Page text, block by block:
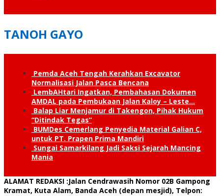
TANOH GAYO
Pemda Aceh Tengah Kerahkan Excavator
Normalisasi Jalan Pasca Bencana
LembAHtari Ingatkan, Pembahasan Dokumen
AMDAL pada Pembukaan Jalan Kaloy – Leste…
Balap Liar Menjamur di Takengon, Pihak Hukum
“Ditindak Tegas”
BUMDes Cemerlang Penyedia Material Galian C,
untuk PT. Prapen Prima Mandiri
Sungai Samarkilang Jadi Saksi Sejarah Mancing
Mania
ALAMAT REDAKSI :Jalan Cendrawasih Nomor 02B Gampong
Kramat, Kuta Alam, Banda Aceh (depan mesjid), Telpon: